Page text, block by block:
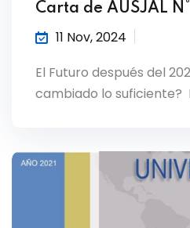
Carta de AUSJAL N°
11 Nov, 2024
El Futuro después del
cambiado lo suficiente?